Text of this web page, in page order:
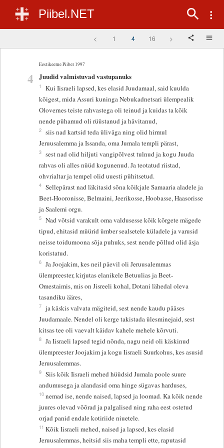
Piibel.NET
< 1 4 16 >
Eestikeelne Piibel 1997
4 Juudid valmistuvad vastupanuks
1
Kui Iisraeli lapsed, kes elasid Juudamaal, said kuulda
kõigest, mida Assuri kuninga Nebukadnetsari ülempealik
Olovernes teiste rahvastega oli teinud ja kuidas ta kõik
nende pühamud oli rüüstanud ja hävitanud,
2 siis nad kartsid teda üliväga ning olid hirmul
Jeruusalemma ja Issanda, oma Jumala templi pärast,
3 sest nad olid hiljuti vangipõlvest tulnud ja kogu Juuda
rahvas oli alles nüüd kogunenud. Ja teotatud riistad,
ohvrialtar ja tempel olid uuesti pühitsetud.
4 Sellepärast nad läkitasid sõna kõikjale Samaaria aladele ja
Beet-Hooronisse, Belmaini, Jeerikosse, Hoobasse, Haasorisse
ja Saalemi orgu.
5 Nad võtsid varakult oma valdusesse kõik kõrgete mägede
tipud, ehitasid müürid ümber sealsetele küladele ja varusid
neisse toidumoona sõja puhuks, sest nende põllud olid äsja
koristatud.
6 Ja Joojakim, kes neil päevil oli Jeruusalemmas
ülempreester, kirjutas elanikele Betuulias ja Beet-
Omestaimis, mis on Jisreeli kohal, Dotani lähedal oleva
tasandiku ääres,
7 ja käskis valvata mägiteid, sest nende kaudu pääses
Juudamaale. Nendel oli kerge takistada ülesminejaid, sest
kitsas tee oli vaevalt käidav kahele mehele kõrvuti.
8 Ja Iisraeli lapsed tegid nõnda, nagu neid oli käskinud
ülempreester Joojakim ja kogu Iisraeli Suurkohus, kes asusid
Jeruusalemmas.
9 Siis kõik Iisraeli mehed hüüdsid Jumala poole suure
andumusega ja alandasid oma hinge sügavas harduses,
10 nemad ise, nende naised, lapsed ja loomad. Ka kõik nende
juures olevad võõrad ja palgalised ning raha eest ostetud
orjad panid endale kotiriide niuetele.
11 Kõik Iisraeli mehed, naised ja lapsed, kes elasid
Jeruusalemmas, heitsid siis maha templi ette, raputasid